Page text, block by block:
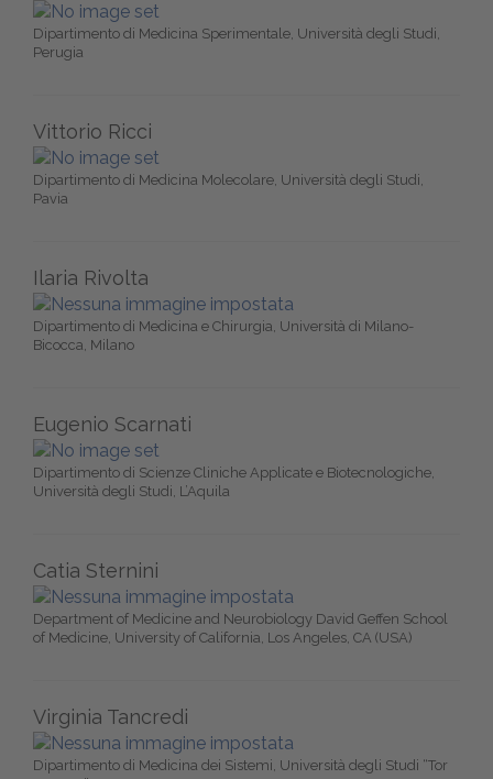
Dipartimento di Medicina Sperimentale, Università degli Studi,
Perugia
Vittorio Ricci
Dipartimento di Medicina Molecolare, Università degli Studi,
Pavia
Ilaria Rivolta
Dipartimento di Medicina e Chirurgia, Università di Milano-
Bicocca, Milano
Eugenio Scarnati
Dipartimento di Scienze Cliniche Applicate e Biotecnologiche,
Università degli Studi, L’Aquila
Catia Sternini
Department of Medicine and Neurobiology David Geffen School
of Medicine, University of California, Los Angeles, CA (USA)
Virginia Tancredi
Dipartimento di Medicina dei Sistemi, Università degli Studi “Tor